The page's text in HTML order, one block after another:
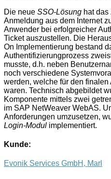
Die neue SSO-Lösung hat
Anmeldung aus dem Internet
Anwender bei erfolgreicher
Ticket auszustellen. Die
On Implementierung bestand
Authentifizierungprozess
musste, d.h. neben
noch verschiedene
werden, welche für den
waren. Technisch abgebildet
Komponente mittels zwei
im SAP NetWeaver WebAS.
Anforderungen umzusetzen,
Login-Modul implementiert.
Kunde:
Evonik Services GmbH, Marl